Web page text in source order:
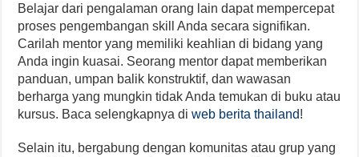
Belajar dari pengalaman orang lain dapat mempercepat
proses pengembangan skill Anda secara signifikan.
Carilah mentor yang memiliki keahlian di bidang yang
Anda ingin kuasai. Seorang mentor dapat memberikan
panduan, umpan balik konstruktif, dan wawasan
berharga yang mungkin tidak Anda temukan di buku atau
kursus. Baca selengkapnya diweb berita thailand!
Selain itu, bergabung dengan komunitas atau grup yang